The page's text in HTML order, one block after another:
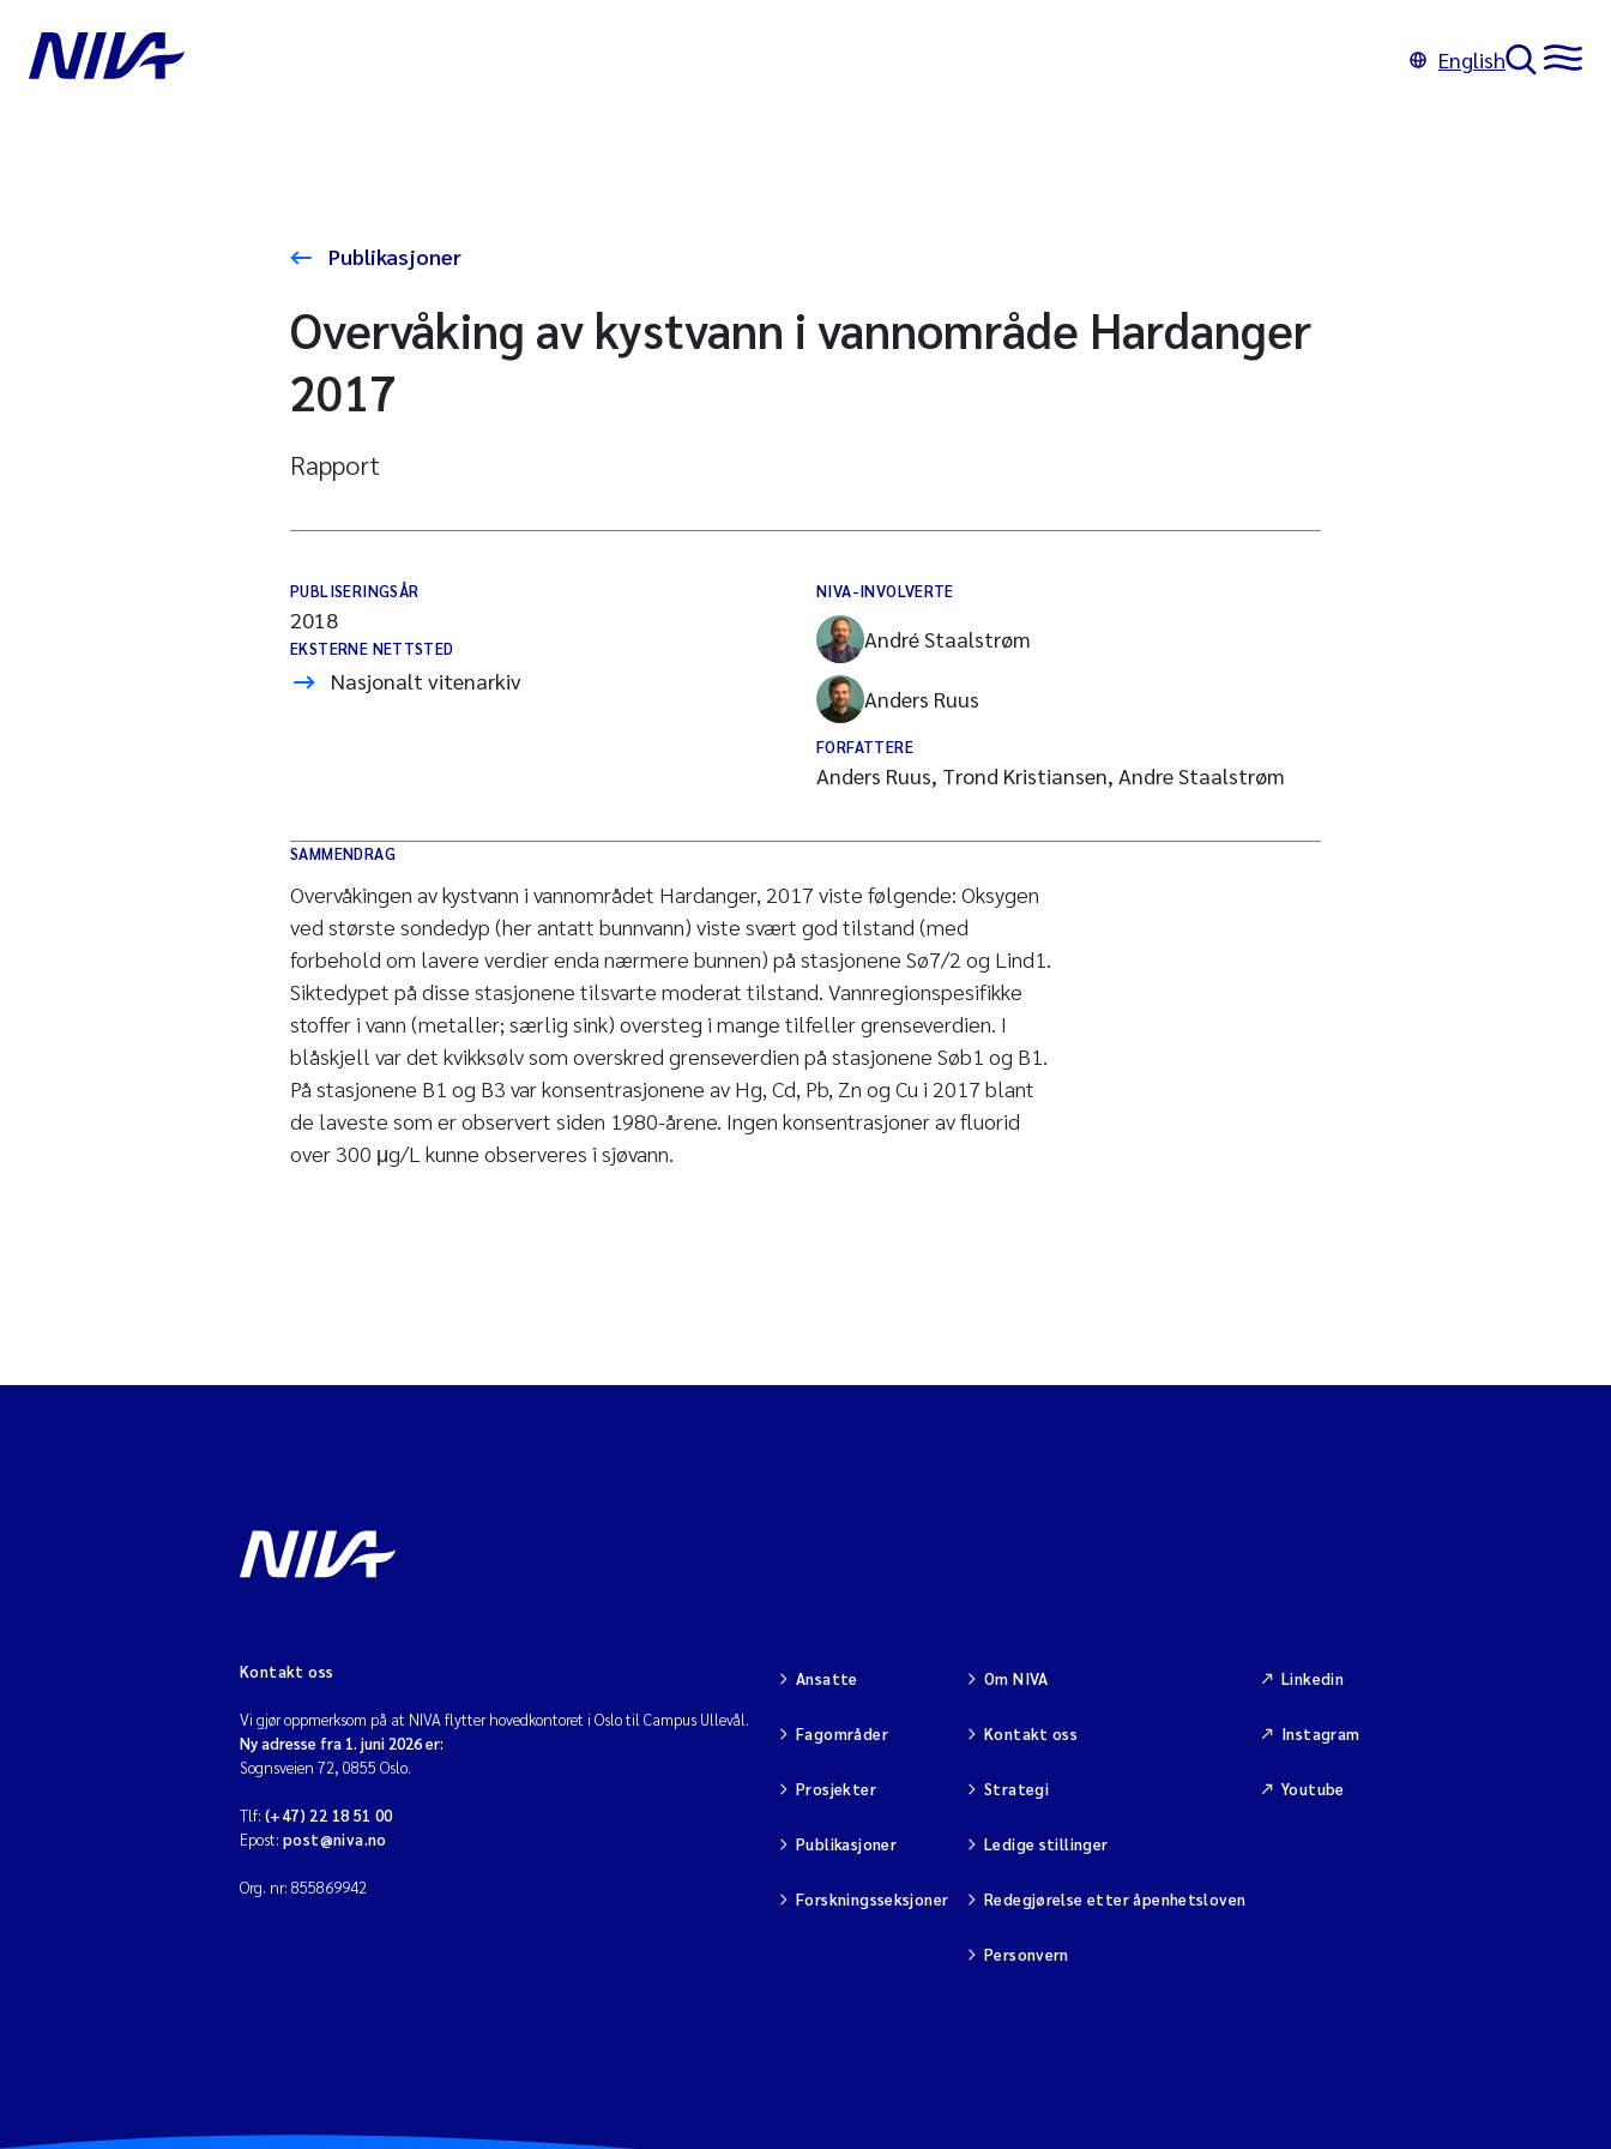
English
Publikasjoner
Overvåking av kystvann i vannområde Hardanger
2017
Rapport
PUBLISERINGSÅR
2018
EKSTERNE NETTSTED
Nasjonalt vitenarkiv
NIVA-INVOLVERTE
André Staalstrøm
Anders Ruus
FORFATTERE
Anders Ruus, Trond Kristiansen, Andre Staalstrøm
SAMMENDRAG
Overvåkingen av kystvann i vannområdet Hardanger, 2017 viste følgende: Oksygen
ved største sondedyp (her antatt bunnvann) viste svært god tilstand (med
forbehold om lavere verdier enda nærmere bunnen) på stasjonene Sø7/2 og Lind1.
Siktedypet på disse stasjonene tilsvarte moderat tilstand. Vannregionspesifikke
stoffer i vann (metaller; særlig sink) oversteg i mange tilfeller grenseverdien. I
blåskjell var det kvikksølv som overskred grenseverdien på stasjonene Søb1 og B1.
På stasjonene B1 og B3 var konsentrasjonene av Hg, Cd, Pb, Zn og Cu i 2017 blant
de laveste som er observert siden 1980-årene. Ingen konsentrasjoner av fluorid
over 300 μg/L kunne observeres i sjøvann.
Kontakt oss
Vi gjør oppmerksom på at NIVA flytter hovedkontoret i Oslo til Campus Ullevål.
Ny adresse fra 1. juni 2026 er:
Sognsveien 72, 0855 Oslo.
Tlf: (+47) 22 18 51 00
Epost: post@niva.no
Org. nr: 855869942
Ansatte
Fagområder
Prosjekter
Publikasjoner
Forskningsseksjoner
Om NIVA
Kontakt oss
Strategi
Ledige stillinger
Redegjørelse etter åpenhetsloven
Personvern
Linkedin
Instagram
Youtube